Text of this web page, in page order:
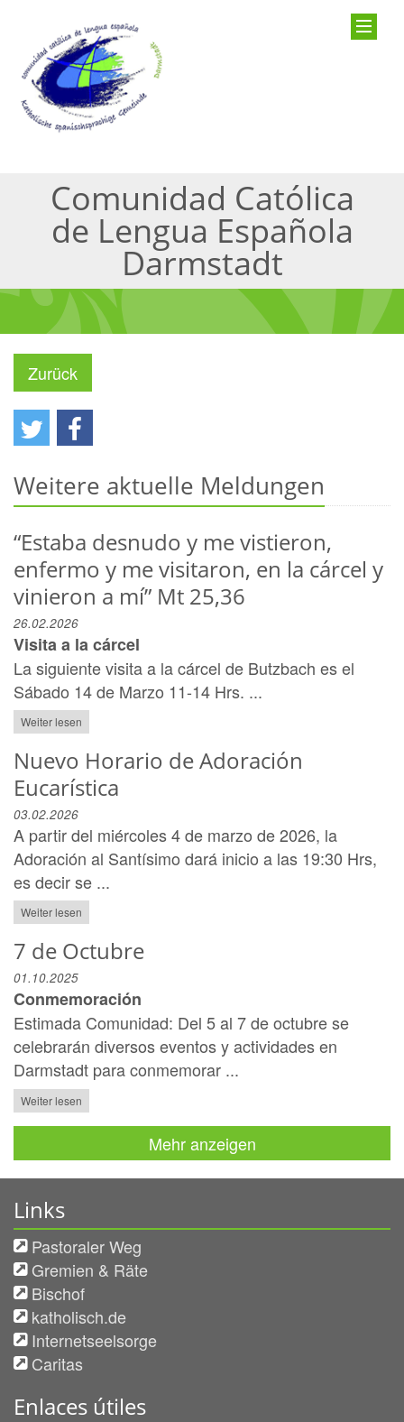
Comunidad Católica
de Lengua Española
Darmstadt
Zurück
Weitere aktuelle Meldungen
“Estaba desnudo y me vistieron,
enfermo y me visitaron, en la cárcel y
vinieron a mí” Mt 25,36
26.02.2026
Visita a la cárcel
La siguiente visita a la cárcel de Butzbach es el
Sábado 14 de Marzo 11-14 Hrs. ...
Weiter lesen
Nuevo Horario de Adoración
Eucarística
03.02.2026
A partir del miércoles 4 de marzo de 2026, la
Adoración al Santísimo dará inicio a las 19:30 Hrs,
es decir se ...
Weiter lesen
7 de Octubre
01.10.2025
Conmemoración
Estimada Comunidad: Del 5 al 7 de octubre se
celebrarán diversos eventos y actividades en
Darmstadt para conmemorar ...
Weiter lesen
Mehr anzeigen
Links
Pastoraler Weg
Gremien & Räte
Bischof
katholisch.de
Internetseelsorge
Caritas
Enlaces útiles